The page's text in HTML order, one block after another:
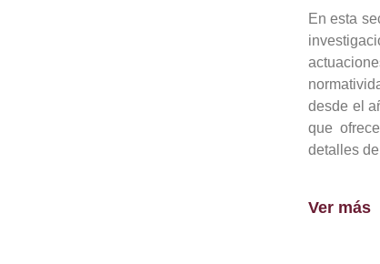
En esta
desde el
que
detalles
Ver más